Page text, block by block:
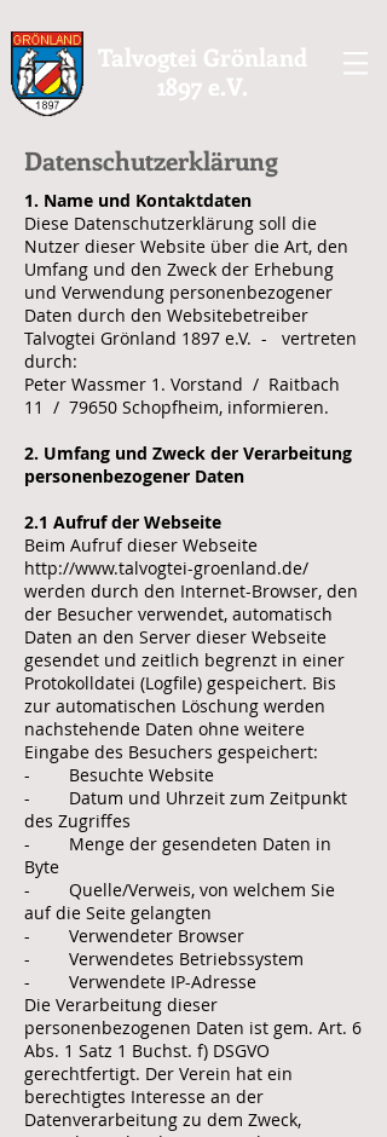
Talvogtei Grönland
1897 e.V.
Datenschutzerklärung
1. Name und Kontaktdaten
Diese Datenschutzerklärung soll die
Nutzer dieser Website über die Art, den
Umfang und den Zweck der Erhebung
und Verwendung personenbezogener
Daten durch den Websitebetreiber
Talvogtei Grönland 1897 e.V. - vertreten
durch:
Peter Wassmer 1. Vorstand / Raitbach
11 / 79650 Schopfheim, informieren.
2. Umfang und Zweck der Verarbeitung
personenbezogener Daten
2.1 Aufruf der Webseite
Beim Aufruf dieser Webseite
http://www.talvogtei-groenland.de/
werden durch den Internet-Browser, den
der Besucher verwendet, automatisch
Daten an den Server dieser Webseite
gesendet und zeitlich begrenzt in einer
Protokolldatei (Logfile) gespeichert. Bis
zur automatischen Löschung werden
nachstehende Daten ohne weitere
Eingabe des Besuchers gespeichert:
- Besuchte Website
- Datum und Uhrzeit zum Zeitpunkt
des Zugriffes
- Menge der gesendeten Daten in
Byte
- Quelle/Verweis, von welchem Sie
auf die Seite gelangten
- Verwendeter Browser
- Verwendetes Betriebssystem
- Verwendete IP-Adresse
Die Verarbeitung dieser
personenbezogenen Daten ist gem. Art. 6
Abs. 1 Satz 1 Buchst. f) DSGVO
gerechtfertigt. Der Verein hat ein
berechtigtes Interesse an der
Datenverarbeitung zu dem Zweck,